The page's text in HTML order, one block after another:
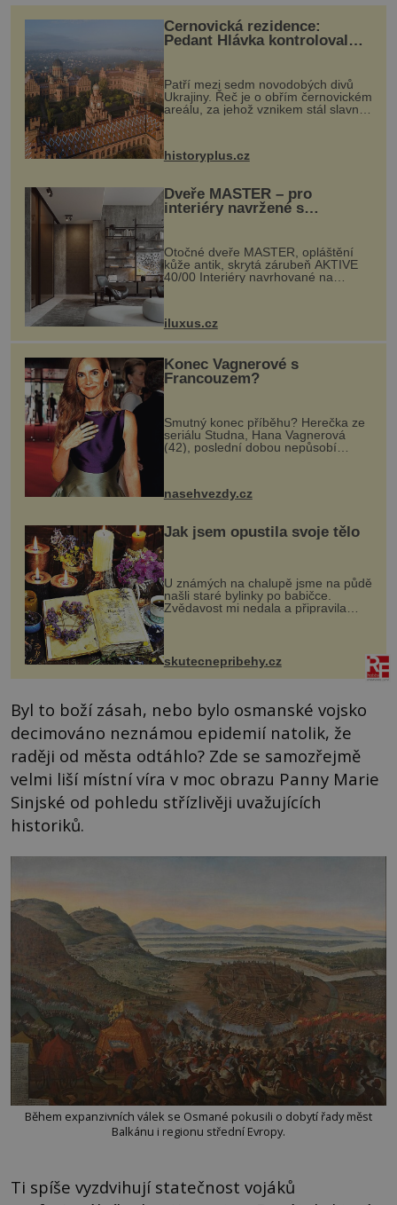
Černovická rezidence:
Pedant Hlávka kontroloval
Patří mezi sedm novodobých divů
Ukrajiny. Řeč je o obřím černovickém
areálu, za jehož vznikem stál slavný
český architekt Josef Hlávka. Ten si
na něm dal mimořádně záležet. Jeho
historyplus.cz
Dveře MASTER – pro
interiéry navržené s
rozumem i vášní!
Otočné dveře MASTER, opláštění
kůže antik, skrytá zárubeň AKTIVE
40/00 Interiéry navrhované na
zakázku často vyžadují atypické
rozměry nejen nábytku, ale i
dnes umož...
iluxus.cz
Konec Vagnerové s
Francouzem?
Smutný konec příběhu? Herečka ze
seriálu Studna, Hana Vagnerová
(42), poslední dobou nepůsobí
nasehvezdy.cz
Jak jsem opustila svoje tělo
U známých na chalupě jsme na půdě
našli staré bylinky po babičce.
Zvědavost mi nedala a připravila
jsem si z nich lektvar… Zimní pobyt
na chalupě se pro mě vlastní vinou
změnil v děsivý zážitek, na kt...
skutecnepribehy.cz
Byl to boží zásah, nebo bylo osmanské vojsko
decimováno neznámou epidemií natolik, že
raději od města odtáhlo? Zde se samozřejmě
velmi liší místní víra v moc obrazu Panny Marie
Sinjské od pohledu střízlivěji uvažujících
historiků.
Během expanzivních válek se Osmané pokusili o dobytí řady měst
Balkánu i regionu střední Evropy.
Ti spíše vyzdvihují statečnost vojáků